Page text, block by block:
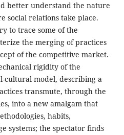
better understand the nature
social relations take place.
to trace some of the
the merging of practices
of the competitive market.
rigidity of the
model, describing a
transmute, through the
into a new amalgam that
habits,
systems; the spectator finds